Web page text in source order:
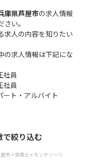
庫県芦屋市の求人情報
さい。
求人の内容を知りたい
の求人情報は下記にな
社員
社員
ート・アルバイト
で絞り込む
屋市 × 保育士 × モンテソーリ